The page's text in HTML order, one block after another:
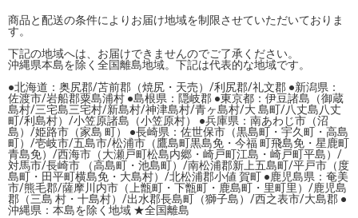
商品と配送の条件によりお届け地域を制限させていただいておりま
す。
下記の地域へは、お届けできませんのでご了承ください。
沖縄県本島を除く全国離島地域。下記は代表的な地域です。
●北海道：奥尻郡/苫前郡（焼尻・天売）/利尻郡/礼文郡 ●新潟県：
佐渡市/岩船郡粟島浦村 ●島根県：隠岐郡 ●東京都：伊豆諸島（御蔵
島村/三宅島三宅村/新島村/神津島村/青ヶ島村/大 島町/八丈島八丈
町/利島村）/小笠原諸島（小笠原村） ●兵庫県：南あわじ市（沼
島）/姫路市（家島 町） ●長崎県：佐世保市（黒島町・宇久町・高島
町）/壱岐市/五島市/松浦市（鷹島町黒島免・今福 町飛島免・星鹿町
青島免）/西海市（大瀬戸町松島内郷・崎戸町江島・崎戸町平島）/
対馬市/長崎市 （高島町・池島町）/南松浦郡新上五島町/平戸市（度
島町・田平町横島免・大島村）/北松浦郡小値 賀町 ●鹿児島県：奄美
市/熊毛郡/薩摩川内市（上甑町・下甑町・鹿島町・里町里）/鹿児島
郡（三島 村・十島村）/出水郡長島町（獅子島）/西之表市/大島郡 ●
沖縄県：本島を除く地域 ★全国離島